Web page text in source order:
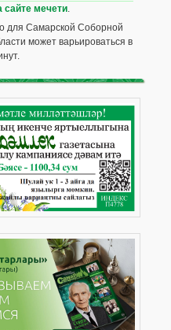
сайте мечети.
для Самарской Соборной
может варьироваться в